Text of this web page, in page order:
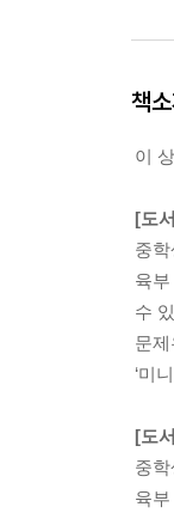
책
이
[도
중
육
수
문
‘미
[도
중
육